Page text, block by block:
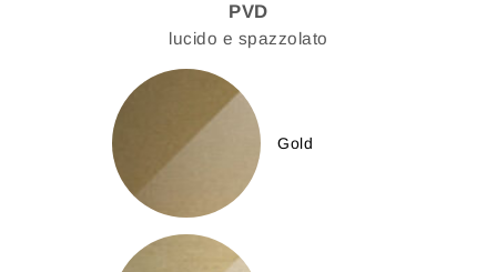
PVD
lucido e spazzolato
Gold